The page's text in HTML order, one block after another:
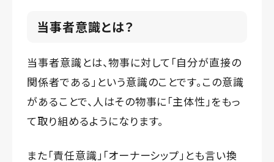
当事者意識とは？
当事者意識とは、物事に対して「自分が直接の
関係者である」という意識のことです。この意識
があることで、人はその物事に「主体性」をもっ
て取り組めるようになります。
また「責任意識」「オーナーシップ」とも言い換